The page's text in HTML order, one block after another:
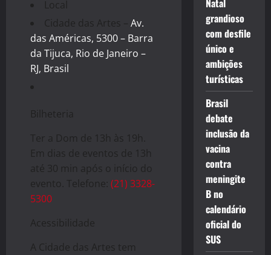
Local
Cidade das Artes – Av.
das Américas, 5300 – Barra
da Tijuca, Rio de Janeiro –
RJ, Brasil
Bilheteria
Ter a Dom de 13h às 19h.
Em dias de eventos de 13h
até 30 min após o início do
evento. Telefone: (21) 3328-
5300
Acessibilidade
A Cidade das Artes tem
Natal
grandioso
com desfile
único e
ambições
turísticas
Brasil
debate
inclusão da
vacina
contra
meningite
B no
calendário
oficial do
SUS